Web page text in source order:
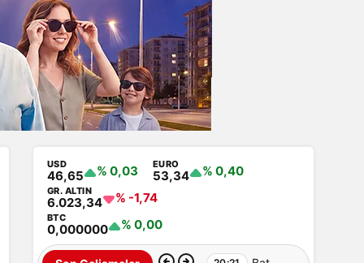
USD
46,65 % 0,03 EURO
53,34 % 0,40
GR. ALTIN
6.023,34 % -1,74
BTC
0,000000 % 0,00